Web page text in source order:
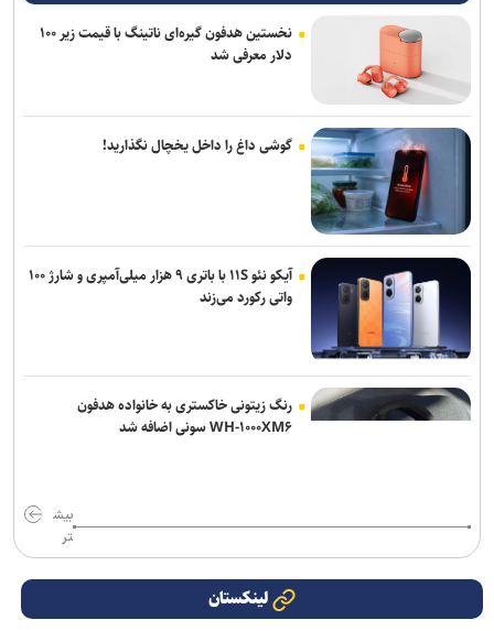
نخستین هدفون گیره‌ای ناتینگ با قیمت زیر ۱۰۰
دلار معرفی شد
گوشی داغ را داخل یخچال نگذارید!
آیکو نئو ۱۱S با باتری ۹ هزار میلی‌آمپری و شارژ ۱۰۰
واتی رکورد می‌زند
رنگ زیتونی خاکستری به خانواده هدفون
WH-۱۰۰۰XM۶ سونی اضافه شد
بیش
تر
لینکستان